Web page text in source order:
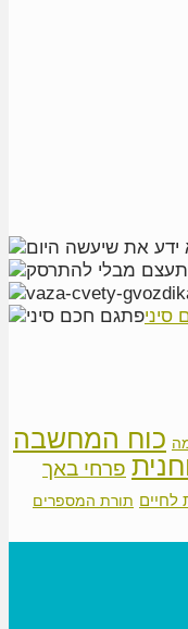
כוח המחשבה
פרחי באך
לחיים תורת המספרים